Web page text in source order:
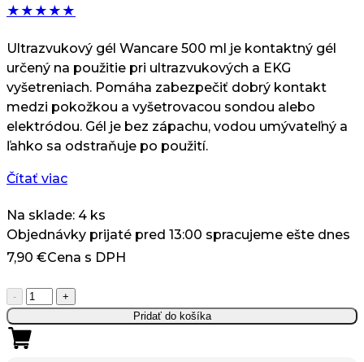
★ ★ ★ ★ ★
Ultrazvukový gél Wancare 500 ml je kontaktný gél
určený na použitie pri ultrazvukových a EKG
vyšetreniach. Pomáha zabezpečiť dobrý kontakt
medzi pokožkou a vyšetrovacou sondou alebo
elektródou. Gél je bez zápachu, vodou umývateľný a
ľahko sa odstraňuje po použití.
Čítať viac
Na sklade: 4 ks
Objednávky prijaté pred 13:00 spracujeme ešte dnes
7,90 €Cena s DPH
-
množstvo
Wancare
Ultrazvukový
Gél
+
Pridať do košíka